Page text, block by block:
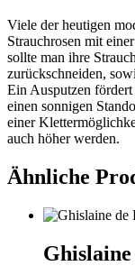
Viele der heutigen
Strauchrosen mit
sollte man ihre
zurückschneiden,
Ein Ausputzen
einen sonnigen
einer
auch höher werden.
Ähnliche